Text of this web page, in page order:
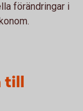
förändringar i
till